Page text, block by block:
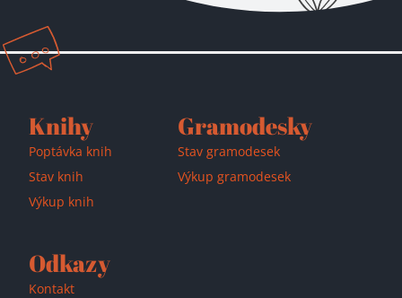
Přidáno do košíku!
Knihy
Poptávka knih
Stav knih
Výkup knih
Gramodesky
Stav gramodesek
Výkup gramodesek
Odkazy
Kontakt